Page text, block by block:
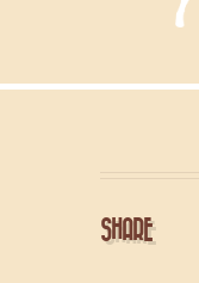
SHARE